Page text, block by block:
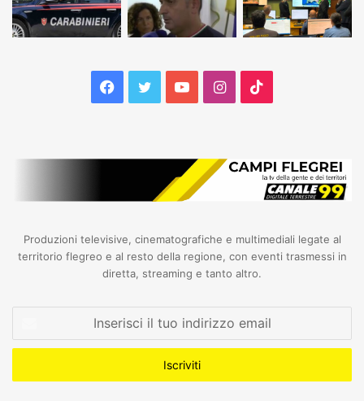
Facebook
TwitterYouTubeInstagram
Produzioni televisive, cinematografiche e multimediali legate al
territorio flegreo e al resto della regione, con eventi trasmessi in
diretta, streaming e tanto altro.
tuo
email